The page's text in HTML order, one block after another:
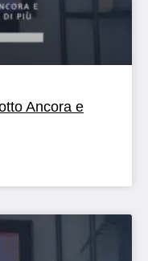
Ancora e